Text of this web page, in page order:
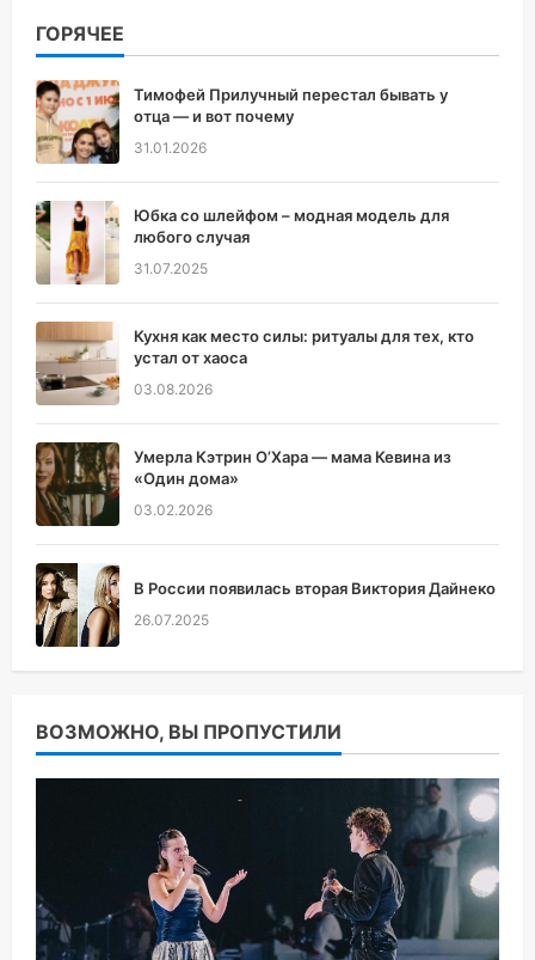
ГОРЯЧЕЕ
Тимофей Прилучный перестал бывать у
отца — и вот почему
31.01.2026
Юбка со шлейфом – модная модель для
любого случая
31.07.2025
Кухня как место силы: ритуалы для тех, кто
устал от хаоса
03.08.2026
Умерла Кэтрин О’Хара — мама Кевина из
«Один дома»
03.02.2026
В России появилась вторая Виктория Дайнеко
26.07.2025
ВОЗМОЖНО, ВЫ ПРОПУСТИЛИ